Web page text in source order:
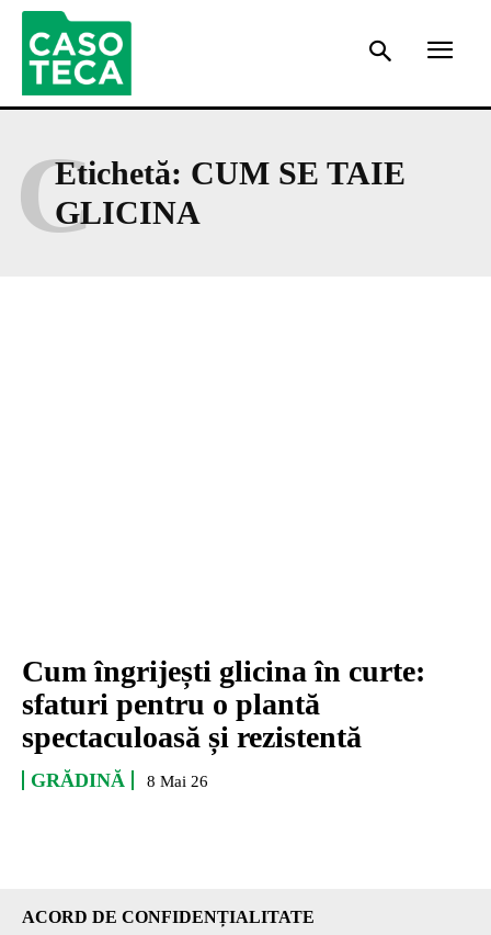
Etichetă: CUM SE TAIE
GLICINA
C
Cum îngrijești glicina în curte:
sfaturi pentru o plantă
spectaculoasă și rezistentă
GRĂDINĂ 8 Mai 26
ACORD DE CONFIDENȚIALITATE